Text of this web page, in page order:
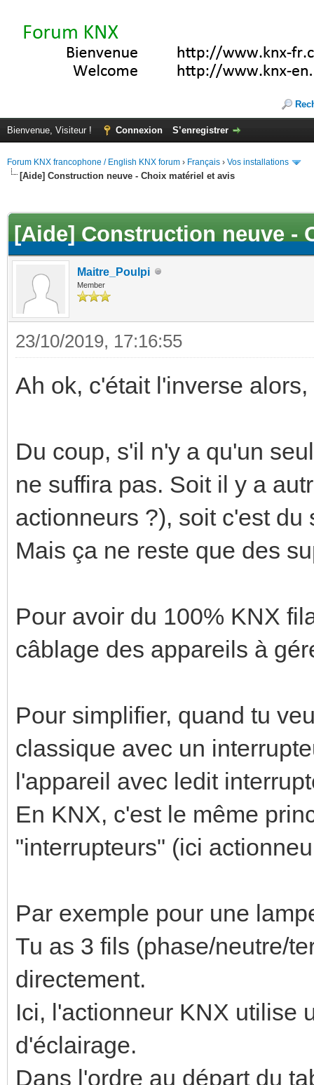
Bienvenue, Visiteur ! Connexion S’enregistrer
Forum KNX francophone / English KNX forum › Français › Vos installations
[Aide] Construction neuve - Choix matériel et avis
[Aide] Construction neuve -
Maitre_Poulpi
Member
23/10/2019, 17:16:55
Ah ok, c'était l'inverse
Du coup, s'il n'y a qu'un
ne suffira pas. Soit il y a
actionneurs ?), soit c'est
Mais ça ne reste que des
Pour avoir du 100% KNX
câblage des appareils à
Pour simplifier, quand tu
classique avec un
l'appareil avec ledit
En KNX, c'est le même
"interrupteurs" (ici
Par exemple pour une
Tu as 3 fils (phase/neutre/
directement.
Ici, l'actionneur KNX utilise
d'éclairage.
Dans l'ordre au départ du